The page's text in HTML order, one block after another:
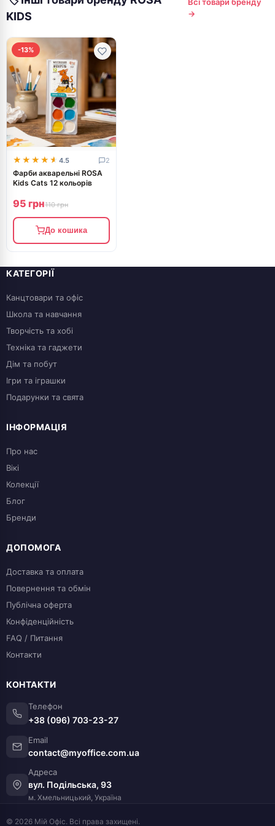
KIDS
→
-13%
★★★★★
★★★★★ 4.5 2
Фарби акварельні ROSA
Kids Cats 12 кольорів
95 грн110 грн
До кошика
КАТЕГОРІЇ
Канцтовари та офіс
Школа та навчання
Творчість та хобі
Техніка та гаджети
Дім та побут
Ігри та іграшки
Подарунки та свята
ІНФОРМАЦІЯ
Про нас
Вікі
Колекції
Блог
Бренди
ДОПОМОГА
Доставка та оплата
Повернення та обмін
Публічна оферта
Конфіденційність
FAQ / Питання
Контакти
КОНТАКТИ
Телефон
+38 (096) 703-23-27
Email
contact@myoffice.com.ua
Адреса
вул. Подільська, 93
м. Хмельницький, Україна
© 2026 Мій Офіс. Всі права захищені.